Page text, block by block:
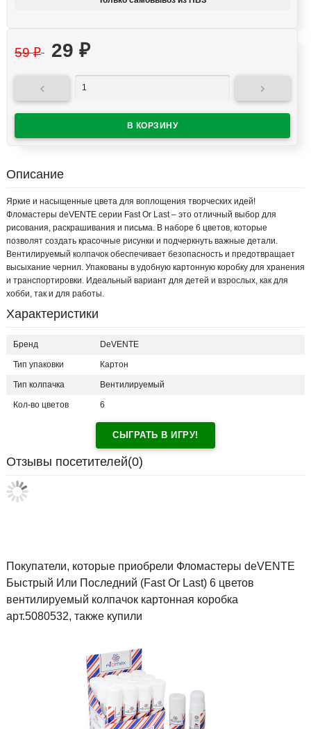
59₽ 29 ₽
 
Описание
Яркие и насыщенные цвета для воплощения творческих идей!
Фломастеры deVENTE серии Fast Or Last – это отличный выбор для
рисования, раскрашивания и письма. В наборе 6 цветов, которые
позволят создать красочные рисунки и подчеркнуть важные детали.
Вентилируемый колпачок обеспечивает безопасность и предотвращает
высыхание чернил. Упакованы в удобную картонную коробку для хранения
и транспортировки. Идеальный вариант для детей и взрослых, как для
хобби, так и для работы.
Характеристики
Бренд DeVENTE
Тип упаковки Картон
Тип колпачка Вентилируемый
Кол-во цветов 6
СЫГРАТЬ В ИГРУ!
Отзывы посетителей(0)
Покупатели, которые приобрели Фломастеры deVENTE
Быстрый Или Последний (Fast Or Last) 6 цветов
вентилируемый колпачок картонная коробка
арт.5080532, также купили